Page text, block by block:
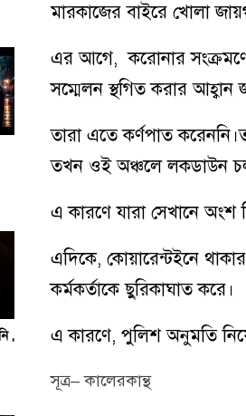
মারকাজের বাইরে খোলা
এর আগে,করোনার
সম্মেলন স্থগিত করার আহ্বান
তারা এতে কর্ণপাত
তখন ওই অঞ্চলে লকডাউন
এ কারণে যারা সেখানে অংশ
এদিকে, কোয়ারেন্টইনে
কর্মকর্তাকে ছুরিকাঘাত করে।
এ কারণে, পুলিশ অনুমতি
সূত্র–কালেরকান্থ
,